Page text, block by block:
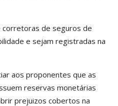
corretoras de seguros de
e sejam registradas na
aos proponentes que as
reservas monetárias
prejuizos cobertos na